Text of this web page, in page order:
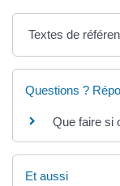
Textes de
Questions ?
Que faire si
Et aussi